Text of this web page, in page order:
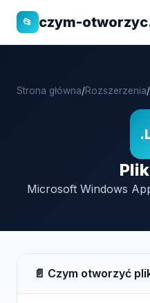
📂 czym-
Strona główna/Rozszerzenia/
Microsoft Windows
📄 Czym otworzyć